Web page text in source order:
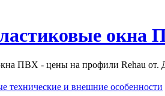
окна
ПВХ - цены на профили Rehau от.